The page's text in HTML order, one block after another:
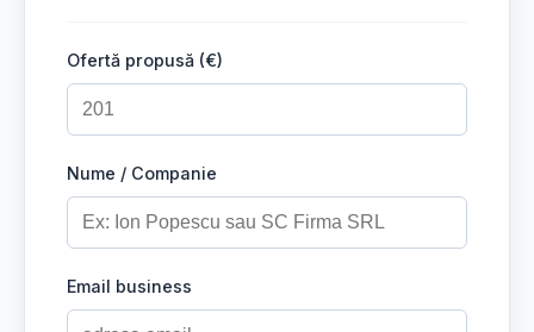
Ofertă propusă (€)
Nume / Companie
Email business